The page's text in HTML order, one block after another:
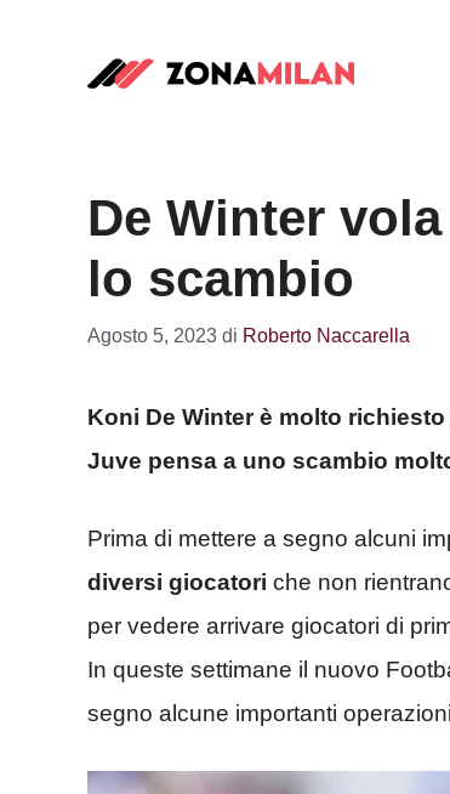
De Winter
lo scambio
Agosto 5, 2023 di Roberto Naccarella
Koni De Winter è molto
Juve pensa a uno scambio
Prima di mettere a segno alcuni
diversi giocatori che non
per vedere arrivare giocatori di
In queste settimane il nuovo
segno alcune importanti